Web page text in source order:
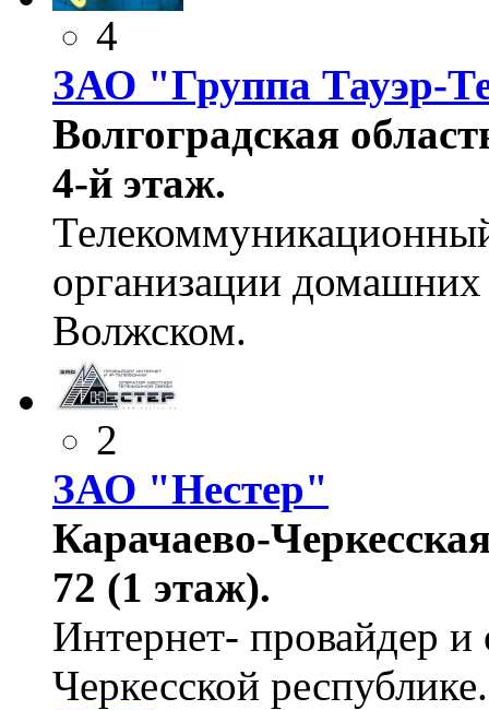
4
ЗАО "Группа Тауэр-
Волгоградская
4-й этаж.
организации домашних
Волжском.
2
ЗАО "Нестер"
Карачаево-
72 (1 этаж).
Интернет- провайдер и
Черкесской республике.